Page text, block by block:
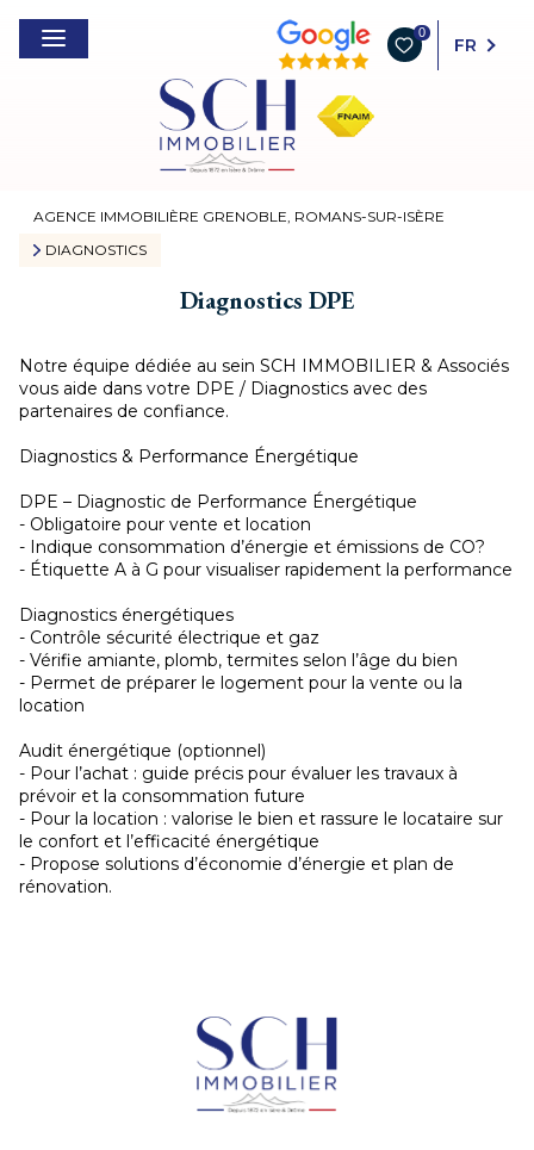
0
FR
AGENCE IMMOBILIÈRE GRENOBLE, ROMANS-SUR-ISÈRE
DIAGNOSTICS
Diagnostics DPE
Notre équipe dédiée au sein SCH IMMOBILIER & Associés
vous aide dans votre DPE / Diagnostics avec des
partenaires de confiance.
Diagnostics & Performance Énergétique
DPE – Diagnostic de Performance Énergétique
- Obligatoire pour vente et location
- Indique consommation d’énergie et émissions de CO?
- Étiquette A à G pour visualiser rapidement la performance
Diagnostics énergétiques
- Contrôle sécurité électrique et gaz
- Vérifie amiante, plomb, termites selon l’âge du bien
- Permet de préparer le logement pour la vente ou la
location
Audit énergétique (optionnel)
- Pour l’achat : guide précis pour évaluer les travaux à
prévoir et la consommation future
- Pour la location : valorise le bien et rassure le locataire sur
le confort et l’efficacité énergétique
- Propose solutions d’économie d’énergie et plan de
rénovation.